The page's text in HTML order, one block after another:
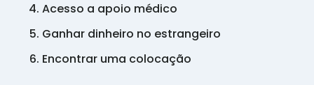
Acesso a apoio médico
Ganhar dinheiro no estrangeiro
Encontrar uma colocação